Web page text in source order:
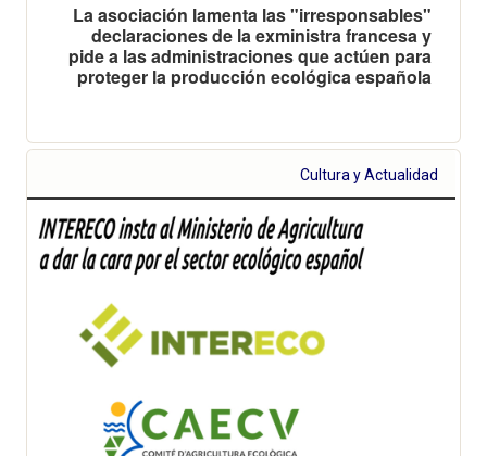
La asociación lamenta las "irresponsables"
declaraciones de la exministra francesa y
pide a las administraciones que actúen para
proteger la producción ecológica española
Cultura y Actualidad